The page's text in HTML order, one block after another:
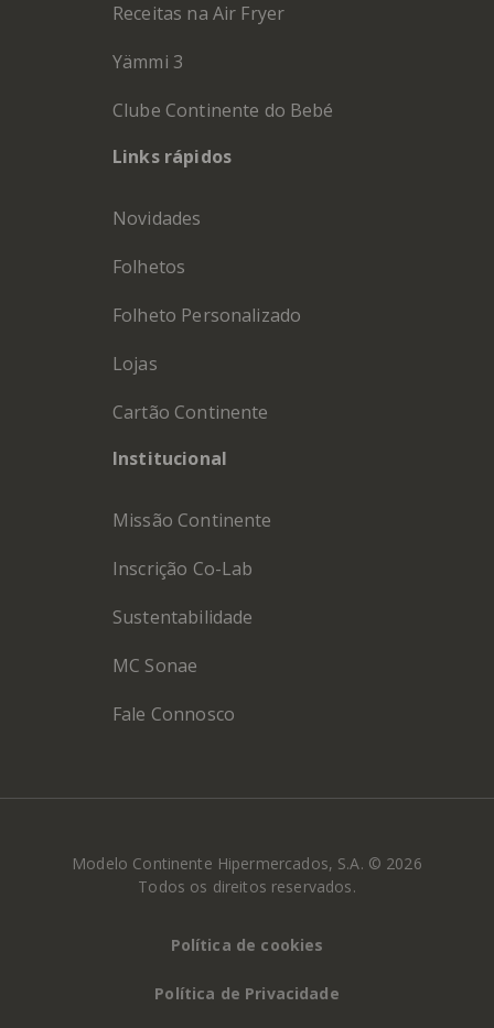
Receitas na Air Fryer
Yämmi 3
Clube Continente do Bebé
Links rápidos
Novidades
Folhetos
Folheto Personalizado
Lojas
Cartão Continente
Institucional
Missão Continente
Inscrição Co-Lab
Sustentabilidade
MC Sonae
Fale Connosco
Modelo Continente Hipermercados, S.A. © 2026
Todos os direitos reservados.
Política de cookies
Política de Privacidade